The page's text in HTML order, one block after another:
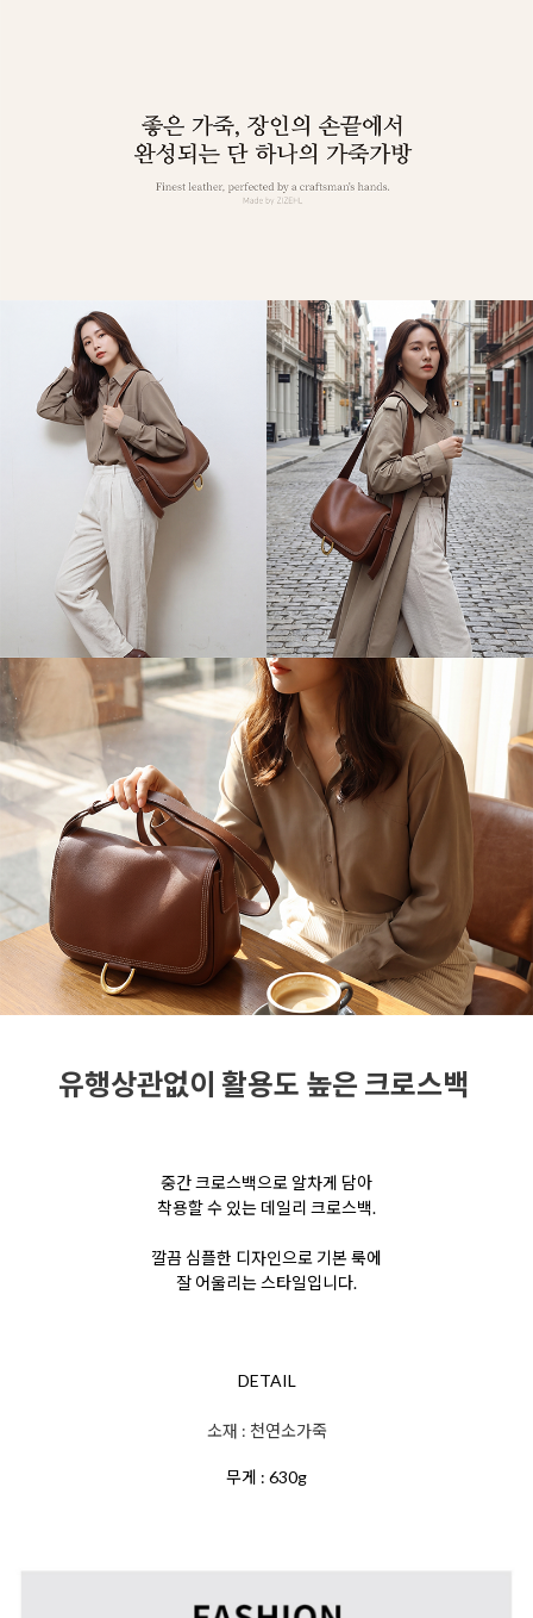
유행상관없이 활용도 높은 크로스백
중간 크로스백으로 알차게 담아
착용할 수 있는 데일리 크로스백.
깔끔 심플한 디자인으로 기본 룩에
잘 어울리는 스타일입니다.
DETAIL
소재 : 천연소가죽
무게 : 630g